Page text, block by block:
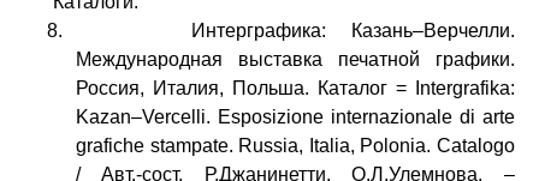
8. Интерграфика: Казань–Верчелли.
Международная выставка печатной графики.
Россия, Италия, Польша. Каталог = Intergrafika:
Kazan–Vercelli. Esposizione internazionale di arte
grafiche stampate. Russia, Italia, Polonia. Catalogo
/ Авт.-сост. Р.Джанинетти, О.Л.Улемнова. –